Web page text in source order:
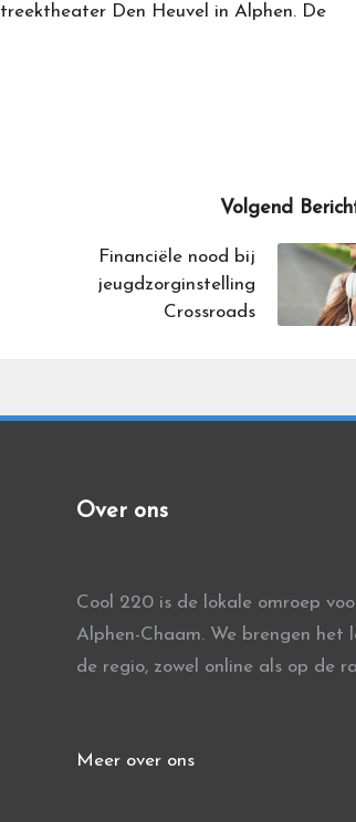
Den Heuvel in Alphen. De
Volgend
Financiële nood bij
jeugdzorginstelling
Crossroads
Over ons
Cool 220 is de lokale omroep
Alphen-Chaam. We brengen het
de regio, zowel online als op de
Meer over ons